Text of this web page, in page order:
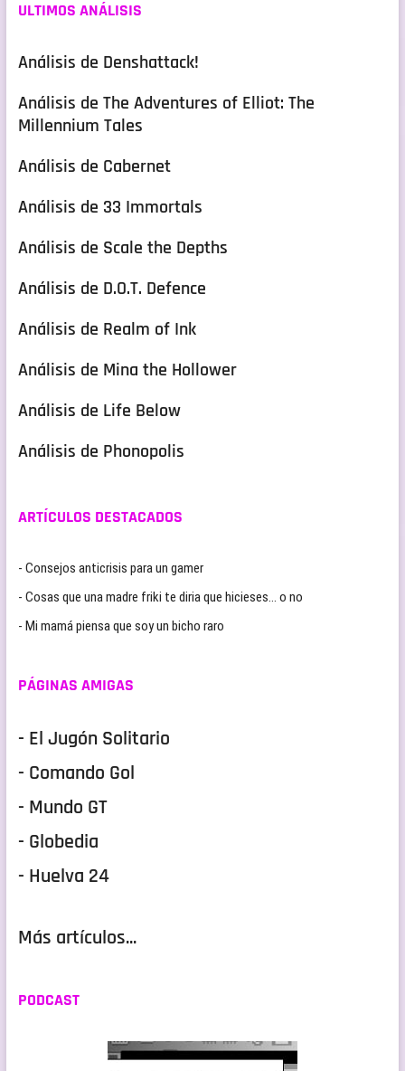
ULTIMOS ANÁLISIS
Análisis de Denshattack!
Análisis de The Adventures of Elliot: The
Millennium Tales
Análisis de Cabernet
Análisis de 33 Immortals
Análisis de Scale the Depths
Análisis de D.O.T. Defence
Análisis de Realm of Ink
Análisis de Mina the Hollower
Análisis de Life Below
Análisis de Phonopolis
ARTÍCULOS DESTACADOS
- Consejos anticrisis para un gamer
- Cosas que una madre friki te diria que hicieses… o no
- Mi mamá piensa que soy un bicho raro
PÁGINAS AMIGAS
- El Jugón Solitario
- Comando Gol
- Mundo GT
- Globedia
- Huelva 24
Más artículos...
PODCAST